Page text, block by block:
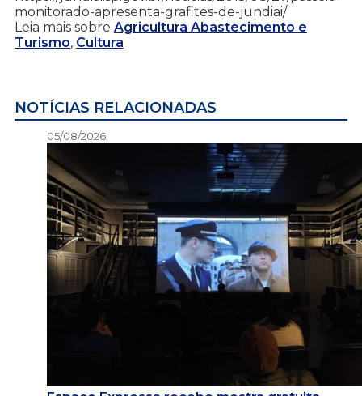
monitorado-apresenta-grafites-de-jundiai/
Leia mais sobre Agricultura Abastecimento e
Turismo, Cultura
NOTÍCIAS RELACIONADAS
05/08/2026